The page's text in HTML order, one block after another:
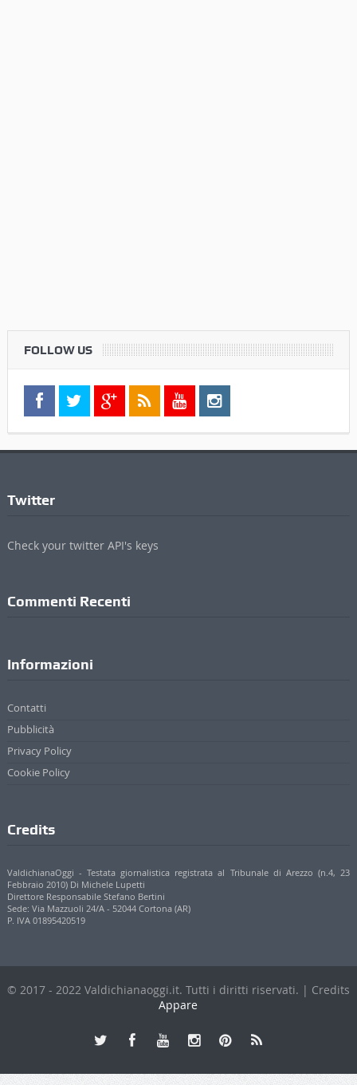
FOLLOW US
Twitter
Check your twitter API's keys
Commenti Recenti
Informazioni
Contatti
Pubblicità
Privacy Policy
Cookie Policy
Credits
ValdichianaOggi - Testata giornalistica registrata al Tribunale di Arezzo (n.4, 23
Febbraio 2010) Di Michele Lupetti
Direttore Responsabile Stefano Bertini
Sede: Via Mazzuoli 24/A - 52044 Cortona (AR)
P. IVA 01895420519
© 2017 - 2022 Valdichianaoggi.it. Tutti i diritti riservati. | Credits
Appare